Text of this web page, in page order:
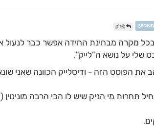
@ז'ק
מקרה מבחינת החידה אפשר כבר
שלי על נושא ה"לייק",
את הפוסט הזה - ודיסלייק הכוונה שאני
מי הניק שיש לו הכי הרבה מוניטין